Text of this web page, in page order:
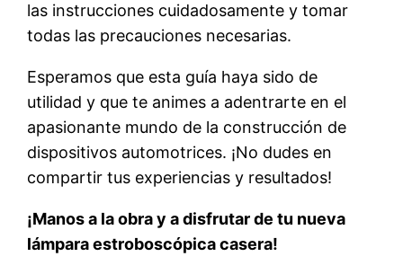
las instrucciones cuidadosamente y tomar
todas las precauciones necesarias.
Esperamos que esta guía haya sido de
utilidad y que te animes a adentrarte en el
apasionante mundo de la construcción de
dispositivos automotrices. ¡No dudes en
compartir tus experiencias y resultados!
¡Manos a la obra y a disfrutar de tu nueva
lámpara estroboscópica casera!